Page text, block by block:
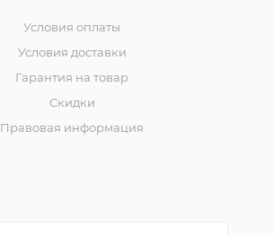
Условия оплаты
Условия доставки
Гарантия на товар
Скидки
Правовая информация